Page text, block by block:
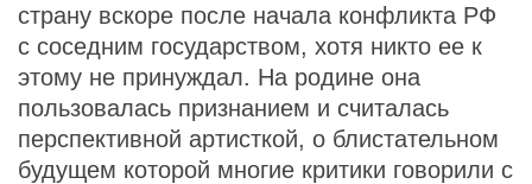
страну вскоре после начала конфликта РФ
с соседним государством, хотя никто ее к
этому не принуждал. На родине она
пользовалась признанием и считалась
перспективной артисткой, о блистательном
будущем которой многие критики говорили с